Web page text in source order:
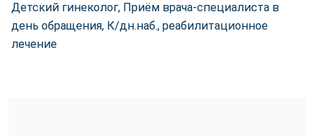
Детский гинеколог, Приём врача-специалиста в
день обращения, К/дн.наб., реабилитационное
лечение